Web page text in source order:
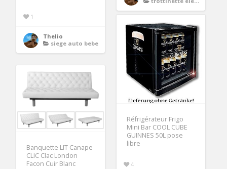
1
Thelio
siege auto bebe
Réfrigérateur Frigo
Mini Bar COOL CUBE
GUINNES 50L pose
libre
4
Banquette LIT Canape
CLIC Clac London
Facon Cuir Blanc